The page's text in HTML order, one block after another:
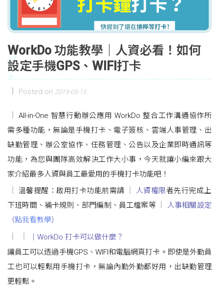
WorkDo 功能教學｜人資必看！如何
設定手機GPS、WIFI打卡
Posted on 2019-05-15
All-in-One 智慧行動辦公應用 WorkDo 整合工作溝通協作所
需多種功能，無論是手機打卡、電子簽核、雲端人事管理、出
缺勤管理、辦公室協作、任務管理、公告以及企業即時通訊等
功能，為您與團隊高效解決工作大小事，今天就讓小編來跟大
家介紹最多人資與員工最愛用的手機打卡功能吧！
溫馨提醒：啟用打卡功能前需請
人資權限者先行完成上
下班時間、補卡規則、部門編制、員工檔案等
人事相關設定
（點我看教學）
｜WorkDo 打卡可以做什麼？
讓員工可以透過手機GPS、WIFI和電腦網頁打卡。即使是外勤員
工也可以輕鬆用手機打卡，無論內勤外勤都好用，出缺勤管理
更輕鬆。